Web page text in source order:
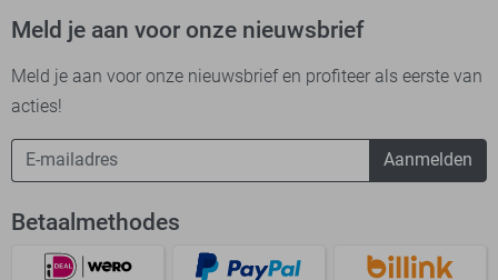
Meld je aan voor onze nieuwsbrief
Meld je aan voor onze nieuwsbrief en profiteer als eerste van
acties!
Aanmelden
Betaalmethodes